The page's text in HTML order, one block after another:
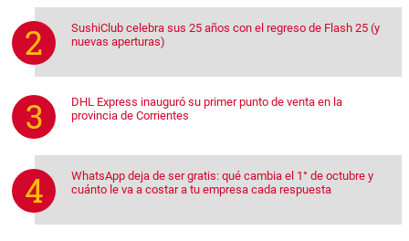
SushiClub celebra sus 25 años con el regreso de Flash 25 (y
nuevas aperturas)
DHL Express inauguró su primer punto de venta en la
provincia de Corrientes
WhatsApp deja de ser gratis: qué cambia el 1° de octubre y
cuánto le va a costar a tu empresa cada respuesta